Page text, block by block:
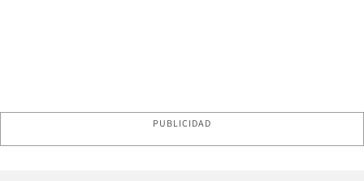
PUBLICIDAD